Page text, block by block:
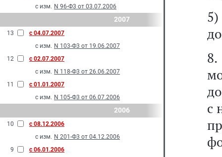
с изм. N 96-Ф3 от 03.07.2006
2007
13
с 04.07.2007
с изм. N 103-Ф3 от 19.06.2007
12
с 02.07.2007
с изм. N 118-Ф3 от 26.06.2007
11
с 01.01.2007
с изм. N 105-Ф3 от 06.07.2006
2006
10
с 08.12.2006
с изм. N 201-Ф3 от 04.12.2006
9
с 06.01.2006
с